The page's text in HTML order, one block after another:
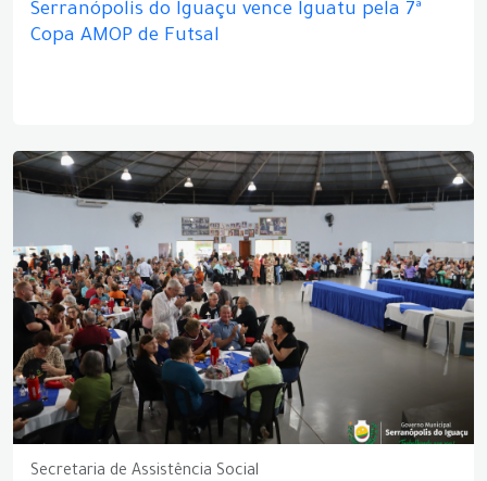
Serranópolis do Iguaçu vence Iguatu pela 7ª
Copa AMOP de Futsal
Secretaria de Assistência Social